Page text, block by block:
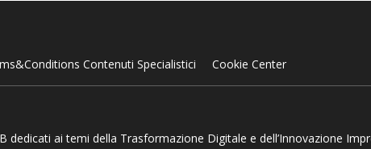
Contenuti Specialistici Cookie Center
ai temi della Trasformazione Digitale e dell’Innovazione